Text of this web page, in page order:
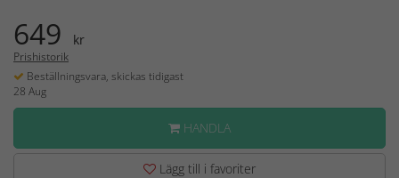
649 kr
Prishistorik
Beställningsvara, skickas tidigast
28 Aug
HANDLA
Lägg till i favoriter